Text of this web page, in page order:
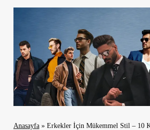
Anasayfa» Erkekler İçin Mükemmel Stil – 10